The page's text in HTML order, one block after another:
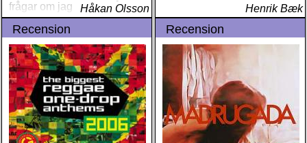
frågar om jag spelar något
instrument
Håkan Olsson
Henrik Bæk
Recension Recension